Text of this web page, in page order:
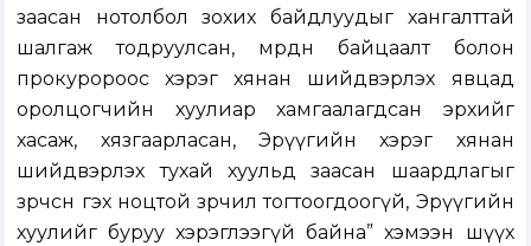
заасан нотолбол зохих байдлуудыг хангалттай
шалгаж тодруулсан, мөрдөн байцаалт болон
прокуророос хэрэг хянан шийдвэрлэх явцад
оролцогчийн хуулиар хамгаалагдсан эрхийг
хасаж, хязгаарласан, Эрүүгийн хэрэг хянан
шийдвэрлэх тухай хуульд заасан шаардлагыг
зөрчсөн гэх ноцтой зөрчил тогтоогдоогүй, Эрүүгийн
хуулийг буруу хэрэглээгүй байна” хэмээн шүүх